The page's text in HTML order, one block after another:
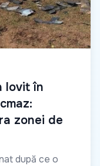
lovit în
zonei de
după ce o